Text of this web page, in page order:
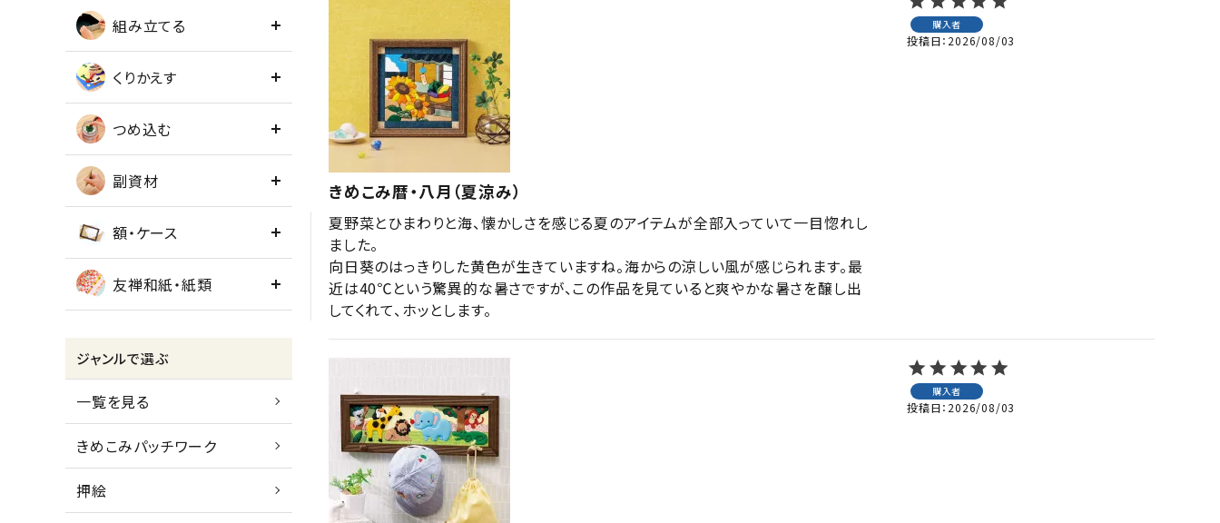
組み立てる
くりかえす
つめ込む
副資材
額・ケース
友禅和紙・紙類
ジャンルで選ぶ
一覧を見る
きめこみパッチワーク
押絵
きめこみ暦・八月（夏涼み）
購入者
投稿日 2026/08/03
夏野菜とひまわりと海、懐かしさを感じる夏のアイテムが全部入っていて一目惚れし
ました。
向日葵のはっきりした黄色が生きていますね。海からの涼しい風が感じられます。最
近は40℃という驚異的な暑さですが、この作品を見ていると爽やかな暑さを醸し出
してくれて、ホッとします。
購入者
投稿日 2026/08/03